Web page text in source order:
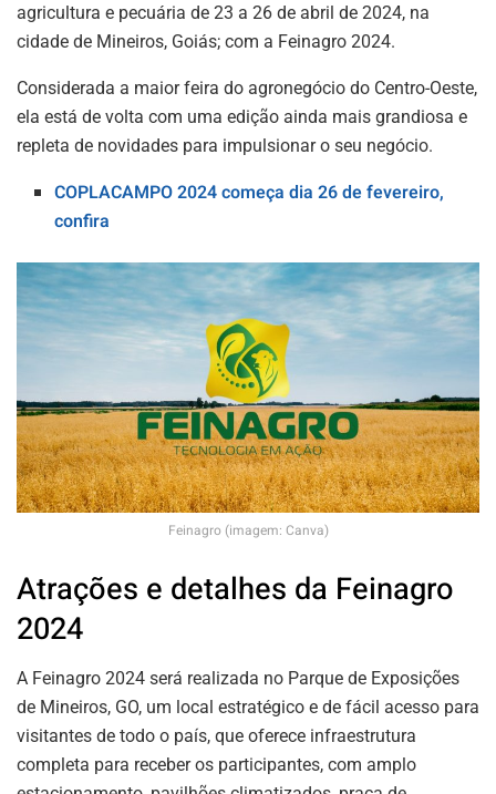
agricultura e pecuária de 23 a 26 de abril de 2024, na
cidade de Mineiros, Goiás; com a Feinagro 2024.
Considerada a maior feira do agronegócio do Centro-Oeste,
ela está de volta com uma edição ainda mais grandiosa e
repleta de novidades para impulsionar o seu negócio.
COPLACAMPO 2024 começa dia 26 de fevereiro,
confira
Feinagro (imagem: Canva)
Atrações e detalhes da Feinagro
2024
A Feinagro 2024 será realizada no Parque de Exposições
de Mineiros, GO, um local estratégico e de fácil acesso para
visitantes de todo o país, que oferece infraestrutura
completa para receber os participantes, com amplo